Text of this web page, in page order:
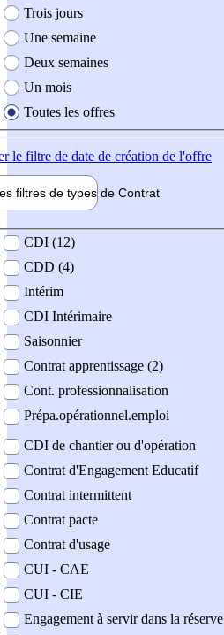
Trois jours
Une semaine
Deux semaines
Un mois
Toutes les offres
le filtre de date de création de l'offre
filtres de types de Contrat
contrat
CDI (12)
CDD (4)
Intérim
CDI Intérimaire
Saisonnier
Contrat apprentissage (2)
Cont. professionnalisation
Prépa.opérationnel.emploi
CDI de chantier ou d'opération
Contrat d'Engagement Educatif
Contrat intermittent
Contrat pacte
Contrat d'usage
CUI - CAE
CUI - CIE
Engagement à servir dans la réserve